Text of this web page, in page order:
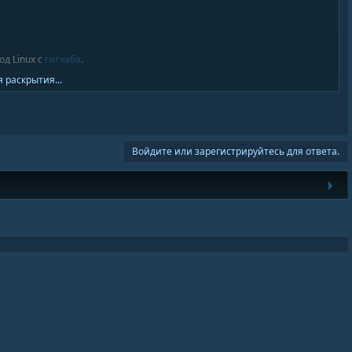
Linux с гитхаба.
dkms...[/CODE]
раскрытия...
Войдите или зарегистрируйтесь для ответа.